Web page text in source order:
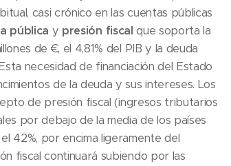
casi crónico en las cuentas públicas
pública y presión fiscalque soporta la
de €, el 4,81% del PIB y la deuda
necesidad de financiación del Estado
de la deuda y sus intereses. Los
de presión fiscal (ingresos tributarios
por debajo de la media de los países
42%, por encima ligeramente del
fiscal continuará subiendo por las